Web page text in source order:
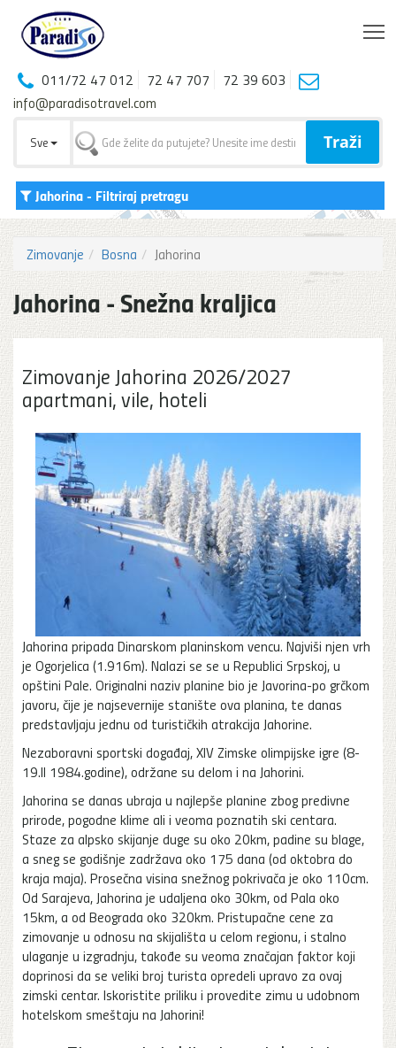
011/72 47 012 72 47 707
72 39 603
info@paradisotravel.com
Sve Traži
Jahorina- Filtriraj pretragu
Zimovanje Bosna Jahorina
Jahorina - Snežna kraljica
Zimovanje Jahorina 2026/2027
apartmani, vile, hoteli
Jahorina pripada Dinarskom planinskom vencu. Najviši njen vrh
je Ogorjelica (1.916m). Nalazi se se u Republici Srpskoj, u
opštini Pale. Originalni naziv planine bio je Javorina-po grčkom
javoru, čije je najsevernije stanište ova planina, te danas
predstavljaju jednu od turističkih atrakcija Jahorine.
Nezaboravni sportski događaj, XIV Zimske olimpijske igre (8-
19.II 1984.godine), održane su delom i na Jahorini.
Jahorina se danas ubraja u najlepše planine zbog predivne
prirode, pogodne klime ali i veoma poznatih ski centara.
Staze za alpsko skijanje duge su oko 20km, padine su blage,
a sneg se godišnje zadržava oko 175 dana (od oktobra do
kraja maja). Prosečna visina snežnog pokrivača je oko 110cm.
Od Sarajeva, Jahorina je udaljena oko 30km, od Pala oko
15km, a od Beograda oko 320km. Pristupačne cene za
zimovanje u odnosu na skijališta u celom regionu, i stalno
ulaganje u izgradnju, takođe su veoma značajan faktor koji
doprinosi da se veliki broj turista opredeli upravo za ovaj
zimski centar. Iskoristite priliku i provedite zimu u udobnom
hotelskom smeštaju na Jahorini!